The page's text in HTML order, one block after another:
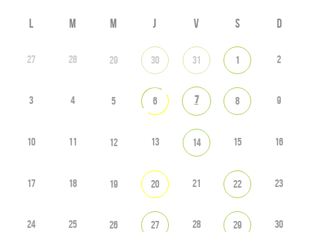
L M M J V S D
27 28 29 30 31 1 2
3 4 5 6 7 8 9
10 11 12 13 14 15 16
17 18 19 20 21 22 23
24 25 26 27 28 29 30